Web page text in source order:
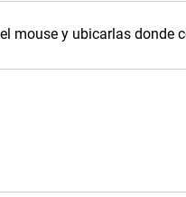
mouse y ubicarlas donde